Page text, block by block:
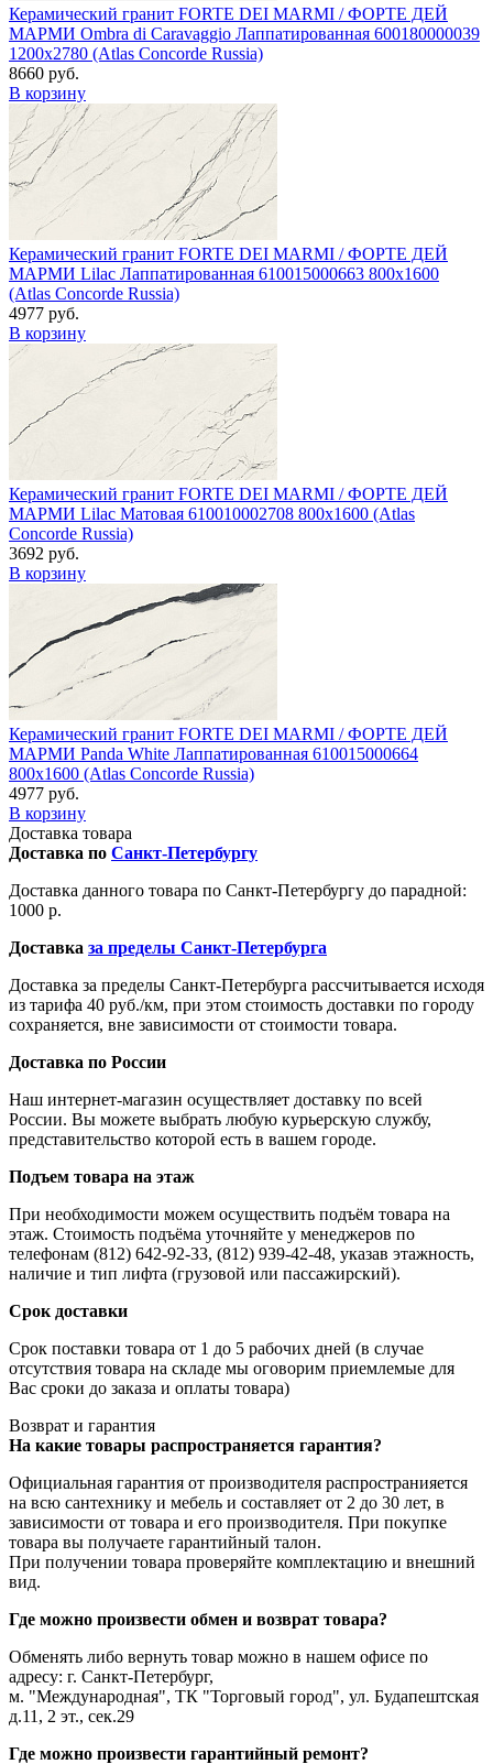
Керамический гранит FORTE DEI MARMI / ФОРТЕ ДЕЙ
МАРМИ Ombra di Caravaggio Лаппатированная 600180000039
1200x2780 (Atlas Concorde Russia)
8660 руб.
В корзину
Керамический гранит FORTE DEI MARMI / ФОРТЕ ДЕЙ
МАРМИ Lilac Лаппатированная 610015000663 800x1600
(Atlas Concorde Russia)
4977 руб.
В корзину
Керамический гранит FORTE DEI MARMI / ФОРТЕ ДЕЙ
МАРМИ Lilac Матовая 610010002708 800x1600 (Atlas
Concorde Russia)
3692 руб.
В корзину
Керамический гранит FORTE DEI MARMI / ФОРТЕ ДЕЙ
МАРМИ Panda White Лаппатированная 610015000664
800x1600 (Atlas Concorde Russia)
4977 руб.
В корзину
Доставка товара
Доставка по Санкт-Петербургу
Доставка данного товара по Санкт-Петербургу до парадной:
1000 р.
Доставка за пределы Санкт-Петербурга
Доставка за пределы Санкт-Петербурга рассчитывается исходя
из тарифа 40 руб./км, при этом стоимость доставки по городу
сохраняется, вне зависимости от стоимости товара.
Доставка по России
Наш интернет-магазин осуществляет доставку по всей
России. Вы можете выбрать любую курьерскую службу,
представительство которой есть в вашем городе.
Подъем товара на этаж
При необходимости можем осуществить подъём товара на
этаж. Стоимость подъёма уточняйте у менеджеров по
телефонам (812) 642-92-33, (812) 939-42-48, указав этажность,
наличие и тип лифта (грузовой или пассажирский).
Срок доставки
Срок поставки товара от 1 до 5 рабочих дней (в случае
отсутствия товара на складе мы оговорим приемлемые для
Вас сроки до заказа и оплаты товара)
Возврат и гарантия
На какие товары распространяется гарантия?
Официальная гарантия от производителя распространияется
на всю сантехнику и мебель и составляет от 2 до 30 лет, в
зависимости от товара и его производителя. При покупке
товара вы получаете гарантийный талон.
При получении товара проверяйте комплектацию и внешний
вид.
Где можно произвести обмен и возврат товара?
Обменять либо вернуть товар можно в нашем офисе по
адресу: г. Санкт-Петербург,
м. "Международная", ТК "Торговый город", ул. Будапештская
д.11, 2 эт., сек.29
Где можно произвести гарантийный ремонт?